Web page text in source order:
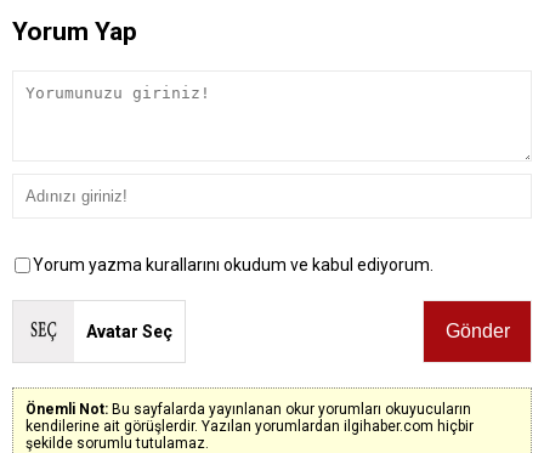
Yorum Yap
Yorum yazma kurallarını okudum ve kabul ediyorum.
Avatar Seç
Önemli Not: Bu sayfalarda yayınlanan okur yorumları okuyucuların
kendilerine ait görüşlerdir. Yazılan yorumlardan ilgihaber.com hiçbir
şekilde sorumlu tutulamaz.